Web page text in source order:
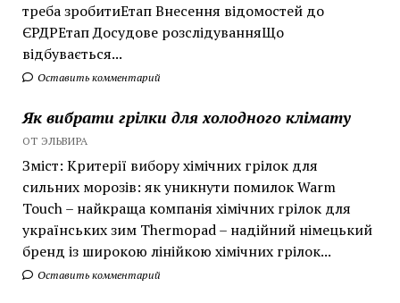
треба зробитиЕтап Внесення відомостей до
ЄРДРЕтап Досудове розслідуванняЩо
відбувається...
Оставить комментарий
Як вибрати грілки для холодного клімату
ОТ ЭЛЬВИРА
Зміст: Критерії вибору хімічних грілок для
сильних морозів: як уникнути помилок Warm
Touch – найкраща компанія хімічних грілок для
українських зим Thermopad – надійний німецький
бренд із широкою лінійкою хімічних грілок...
Оставить комментарий